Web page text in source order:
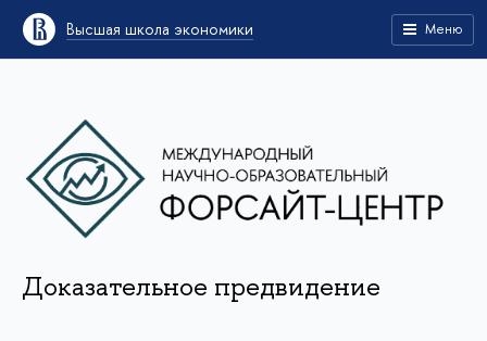
Высшая школа экономики Меню
Доказательное предвидение